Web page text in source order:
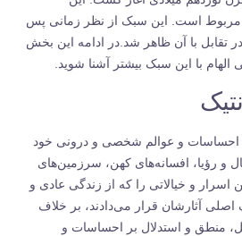
مربوط است. این سبک از نظر زمانی پس
تقابل با آن ظاهر شد.در ادامه این بخش
الهام با این سبک بیشتر آشنا شوید.
احساسات و عوالم شخصی و درونی خود
و رؤیا، افسانه‌های کهن، سرزمین‌های
اسرار و خیالاتی را که از زندگی عادی و
آثارشان قرار می‌دادند، بر خلاف
منطق و استدلال بر احساسات و